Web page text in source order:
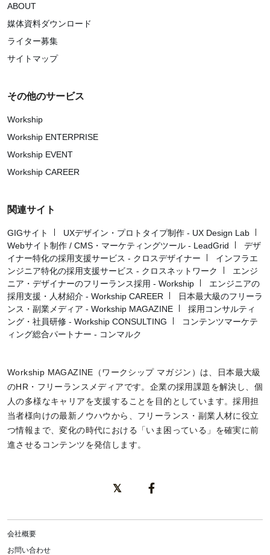
ABOUT
媒体資料ダウンロード
ライター募集
サイトマップ
その他のサービス
Workship
Workship ENTERPRISE
Workship EVENT
Workship CAREER
関連サイト
GIGサイト
UXデザイン・プロトタイプ制作 - UX Design Lab
Webサイト制作 / CMS・マーケティングツール - LeadGrid
デザ
イナー特化の採用支援サービス - クロスデザイナー
インフラエ
ンジニア特化の採用支援サービス - クロスネットワーク
エンジ
ニア・デザイナーのフリーランス採用 - Workship
エンジニアの
採用支援・人材紹介 - Workship CAREER
日本最大級のフリーラ
ンス・副業メディア - Workship MAGAZINE
採用コンサルティ
ング・社員研修 - Workship CONSULTING
コンテンツマーケテ
ィング総合パートナー - コンマルク
Workship MAGAZINE（ワークシップ マガジン）は、日本最大級
のHR・フリーランスメディアです。企業の採用課題を解決し、個
人の多様なキャリアを支援することを目的としています。採用担
当者様向けの最新ノウハウから、フリーランス・副業人材に役立
つ情報まで、変化の時代における「いま困っている」を確実に前
進させるコンテンツを発信します。
会社概要
お問い合わせ